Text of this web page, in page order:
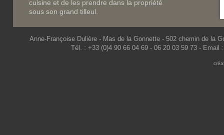
cuisine et de les prendre dans la propriété
sous son grand tilleul.
Anne-Françoise Dulière - Mas de la Gonnette - 502 chemin de la
Tél. : +33 (0)4 90 66 04 69 - 06 20 03 59 73 - Email